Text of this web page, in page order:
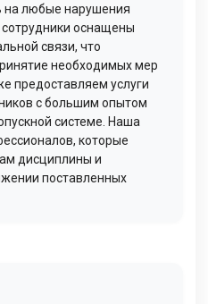
на любые нарушения
оснащены
связи, что
необходимых мер
предоставляем услуги
с большим опытом
системе. Наша
которые
дисциплины и
поставленных